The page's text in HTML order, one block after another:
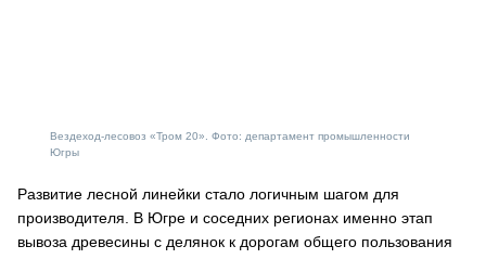
Вездеход-лесовоз «Тром 20». Фото: департамент промышленности
Югры
Развитие лесной линейки стало логичным шагом для
производителя. В Югре и соседних регионах именно этап
вывоза древесины с делянок к дорогам общего пользования